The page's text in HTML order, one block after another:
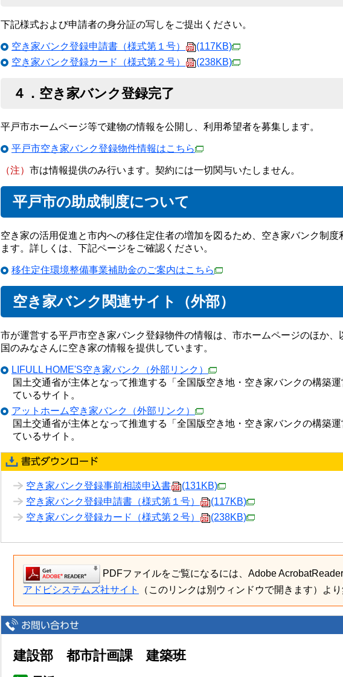
下記様式および申請者の身分証の写しをご提出ください。
空き家バンク登録申請書（様式第１号）
(117KB)
空き家バンク登録カード（様式第２号）
(238KB)
４．空き家バンク登録完了
平戸市ホームページ等で建物の情報を公開し、利用希望者を募集します。
平戸市空き家バンク登録物件情報はこちら
（注） 市は情報提供のみ行います。契約には一切関与いたしません。
平戸市の助成制度について
空き家の活用促進と市内への移住定住者の増加を図るため、空き家バンク制
ます。詳しくは、下記ページをご確認ください。
移住定住環境整備事業補助金のご案内はこちら
空き家バンク関連サイト（外部）
市が運営する平戸市空き家バンク登録物件の情報は、市ホームページのほか
国のみなさんに空き家の情報を提供しています。
LIFULL HOME'S空き家バンク（外部リンク）
国土交通省が主体となって推進する「全国版空き地・空き家バンクの構築
ているサイト。
アットホーム空き家バンク
（外部リンク）
国土交通省が主体となって推進する「全国版空き地・空き家バンクの構築
ているサイト。
空き家バンク登録事前相談申込書
(131KB)
空き家バンク登録申請書（様式第１号）
(117KB)
空き家バンク登録カード（様式第２号）
(238KB)
PDFファイルをご覧になるには、Adobe AcrobatReader
アドビシステムズ社サイト
（このリンクは別ウィンドウで開きます）よ
建設部 都市計画課 建築班